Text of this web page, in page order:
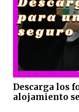
Descarga los
alojamiento